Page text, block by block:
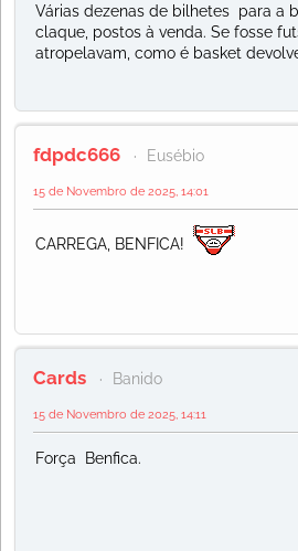
Várias dezenas de bilhetes para a
claque, postos à venda. Se fosse
atropelavam, como é basket
fdpdc666 Eusébio
15 de Novembro de 2025, 14:01
CARREGA, BENFICA!
Cards Banido
15 de Novembro de 2025, 14:11
Força Benfica.